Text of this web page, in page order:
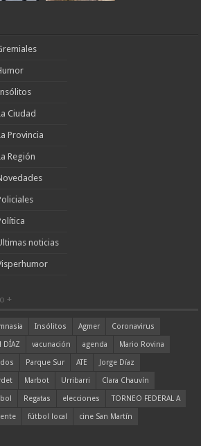
Ciudad
Provincia
Región
noticias
+
Insólitos Agmer
Coronavirus
DÍAZ vacunación agenda
Mario Rovina
Parque Sur ATE
Jorge Díaz
Marbot Urribarri
Clara Chauvín
Regatas elecciones
TORNEO FEDERAL A
fútbol local cine San Martín